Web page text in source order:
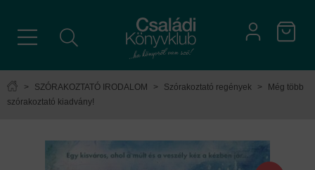
> SZÓRAKOZTATÓ IRODALOM > Szórakoztató regények >
Még több
szórakoztató kiadvány!